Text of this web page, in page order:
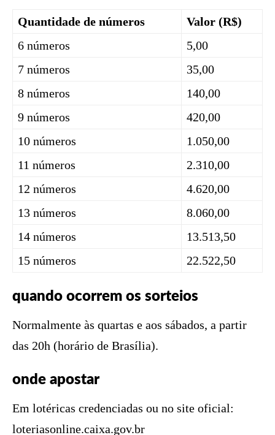
Quantidade de números
Valor (R$)
6 números
5,00
7 números
35,00
8 números
140,00
9 números
420,00
10 números
1.050,00
11 números
2.310,00
12 números
4.620,00
13 números
8.060,00
14 números
13.513,50
15 números
22.522,50
quando ocorrem os sorteios
Normalmente às quartas e aos sábados, a partir
das 20h (horário de Brasília).
onde apostar
Em lotéricas credenciadas ou no site oficial:
loteriasonline.caixa.gov.br